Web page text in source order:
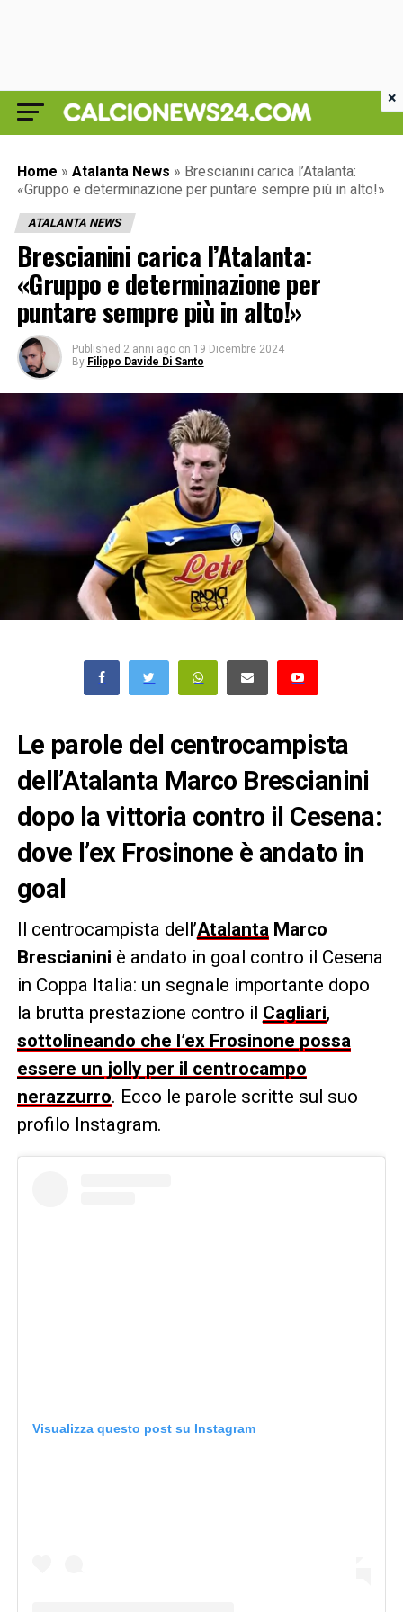
Home » Atalanta News » Brescianini carica l’Atalanta:
«Gruppo e determinazione per puntare sempre più in alto!»
ATALANTA NEWS
Brescianini carica l’Atalanta:
«Gruppo e determinazione per
puntare sempre più in alto!»
Published 2 anni ago on 19 Dicembre 2024
By Filippo Davide Di Santo
Le parole del centrocampista
dell’Atalanta Marco Brescianini
dopo la vittoria contro il Cesena:
dove l’ex Frosinone è andato in
goal
Il centrocampista dell’Atalanta Marco
Brescianini è andato in goal contro il Cesena
in Coppa Italia: un segnale importante dopo
la brutta prestazione contro il Cagliari,
sottolineando che l’ex Frosinone possa
essere un jolly per il centrocampo
nerazzurro. Ecco le parole scritte sul suo
profilo Instagram.
Visualizza questo post su Instagram
×